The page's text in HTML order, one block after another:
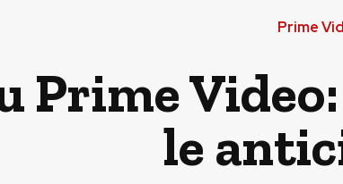
Prime
Prime
le